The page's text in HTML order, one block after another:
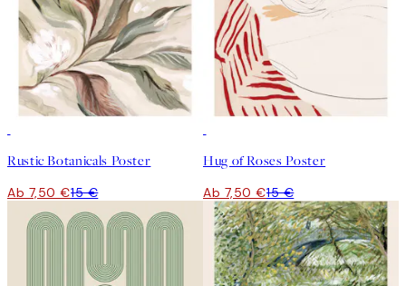
Rustic Botanicals Poster
Ab 7,50 €15 €
Hug of Roses Poster
Ab 7,50 €15 €